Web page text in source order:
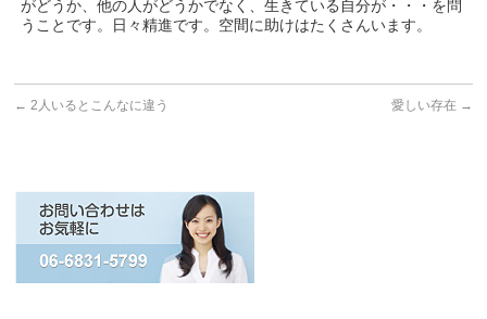
がどうか、他の人がどうかでなく、生きている自分が・・・を問
うことです。日々精進です。空間に助けはたくさんいます。
← 2人いるとこんなに違う 愛しい存在 →